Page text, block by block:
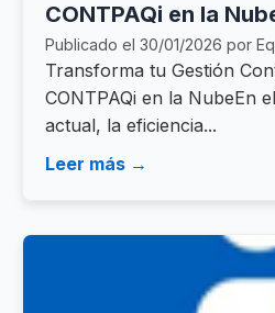
CONTPAQi en la
Publicado el 30/01/2026 por
Transforma tu Gestión
CONTPAQi en la NubeEn
actual, la eficiencia...
Leer más →